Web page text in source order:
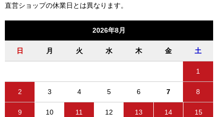
直営ショップの休業日とは異なります。
2026年8月
日 月 火 水 木 金 土
1
2 3 4 5 6 7 8
9 10 11 12 13 14 15